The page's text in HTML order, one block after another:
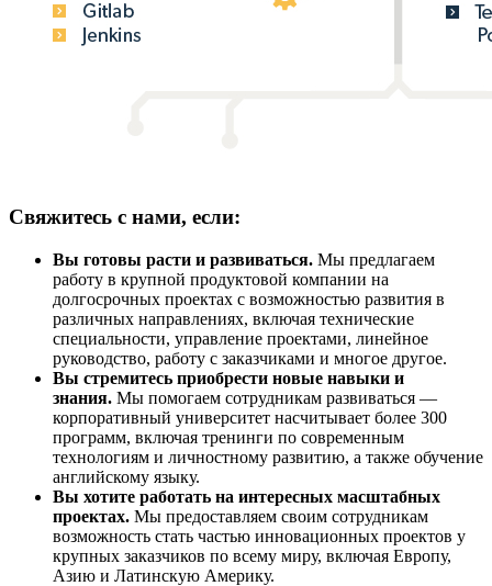
Свяжитесь с нами, если:
Вы готовы расти и развиваться. Мы предлагаем
работу в крупной продуктовой компании на
долгосрочных проектах с возможностью развития в
различных направлениях, включая технические
специальности, управление проектами, линейное
руководство, работу с заказчиками и многое другое.
Вы стремитесь приобрести новые навыки и
знания. Мы помогаем сотрудникам развиваться —
корпоративный университет насчитывает более 300
программ, включая тренинги по современным
технологиям и личностному развитию, а также обучение
английскому языку.
Вы хотите работать на интересных масштабных
проектах. Мы предоставляем своим сотрудникам
возможность стать частью инновационных проектов у
крупных заказчиков по всему миру, включая Европу,
Азию и Латинскую Америку.